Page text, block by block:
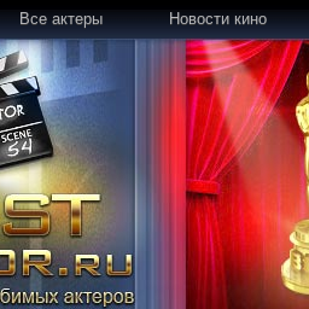
Все актеры Новости кино